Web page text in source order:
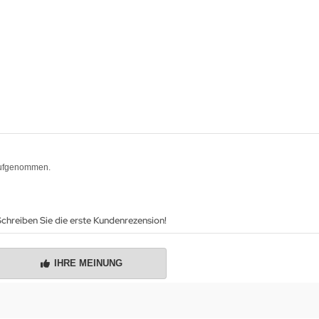
Sie die erste Kundenrezension!
IHRE MEINUNG